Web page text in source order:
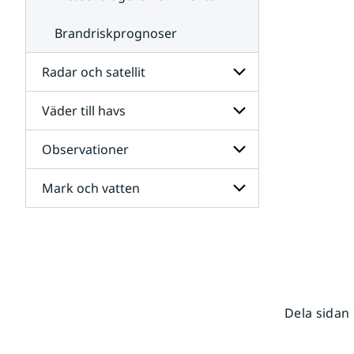
Brandriskprognoser
Radar och satellit
Undersidor
för
Radar
och
satellit
Väder till havs
Undersidor
för
Väder
till
havs
Observationer
Undersidor
för
Mark och vatten
Dela sidan